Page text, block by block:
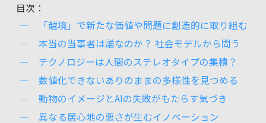
目次：
「越境」で新たな価値や問題に創造的に取り組む
本当の当事者は誰なのか？ 社会モデルから問う
テクノロジーは人間のステレオタイプの集積？
数値化できないありのままの多様性を見つめる
動物のイメージとAIの失敗がもたらす気づき
異なる居心地の悪さが生むイノベーション